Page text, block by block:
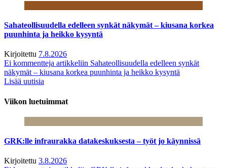
Sahateollisuudella edelleen synkät näkymät – kiusana korkea
puunhinta ja heikko kysyntä
Kirjoitettu 7.8.2026
Ei kommentteja artikkeliin Sahateollisuudella edelleen synkät
näkymät – kiusana korkea puunhinta ja heikko kysyntä
Lisää uutisia
Viikon luetuimmat
GRK:lle infraurakka datakeskuksesta – työt jo käynnissä
Kirjoitettu 3.8.2026